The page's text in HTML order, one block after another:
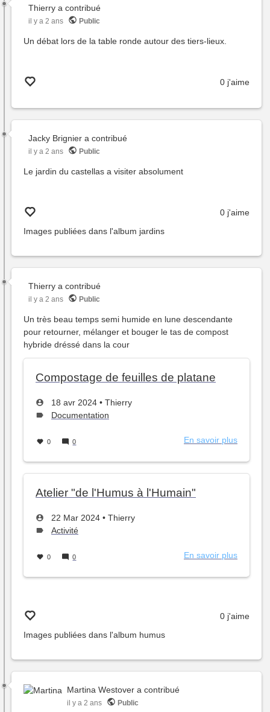
Thierry a contribué
il y a 2 ans Public
Un débat lors de la table ronde autour des tiers-lieux.
0 j'aime
Jacky Brignier a contribué
il y a 2 ans Public
Le jardin du castellas a visiter absolument
0 j'aime
Images publiées dans l'album jardins
Thierry a contribué
il y a 2 ans Public
Un très beau temps semi humide en lune descendante
pour retourner, mélanger et bouger le tas de compost
hybride dréssé dans la cour
Compostage de feuilles de platane
Créé
le
18 avr 2024 •
par
Thierry
Type
sujet :
Documentation
0 0 En savoir plus
de
feuilles
Atelier "de l'Humus à l'Humain"
Créé
le
22 Mar 2024 •
par
Thierry
Type
sujet :
Activité
0 0 En savoir plus
"de
0 j'aime
Images publiées dans l'album humus
Martina Westover a contribué
il y a 2 ans Public